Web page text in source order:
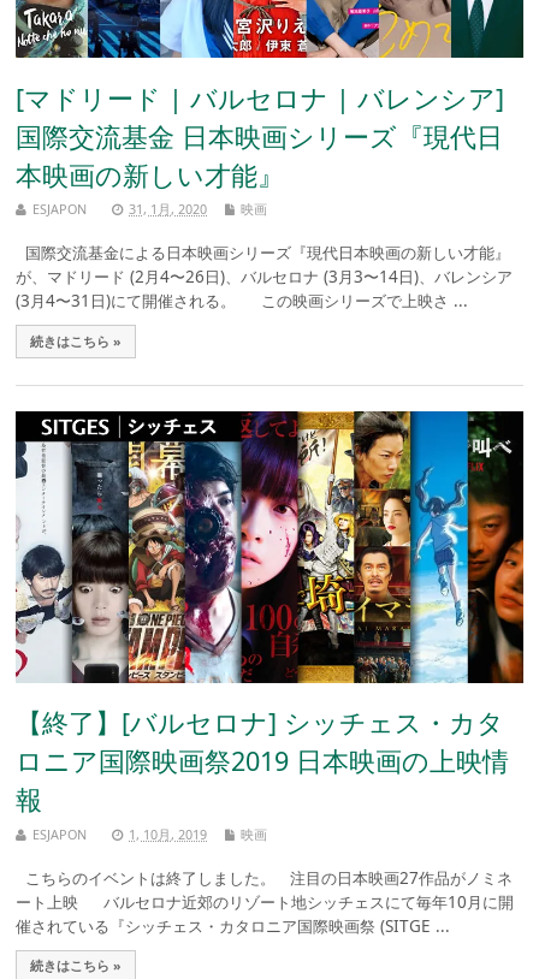
[マドリード | バルセロナ | バレンシア]
国際交流基金 日本映画シリーズ『現代日
本映画の新しい才能』
ESJAPON 31, 1月, 2020 映画
国際交流基金による日本映画シリーズ『現代日本映画の新しい才能』
が、マドリード (2月4〜26日)、バルセロナ (3月3〜14日)、バレンシア
(3月4〜31日)にて開催される。 この映画シリーズで上映さ ...
続きはこちら »
【終了】[バルセロナ] シッチェス・カタ
ロニア国際映画祭2019 日本映画の上映情
報
ESJAPON 1, 10月, 2019 映画
こちらのイベントは終了しました。 注目の日本映画27作品がノミネ
ート上映 バルセロナ近郊のリゾート地シッチェスにて毎年10月に開
催されている『シッチェス・カタロニア国際映画祭 (SITGE ...
続きはこちら »